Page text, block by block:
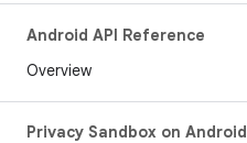
Android API Reference
Overview
Privacy Sandbox on Android